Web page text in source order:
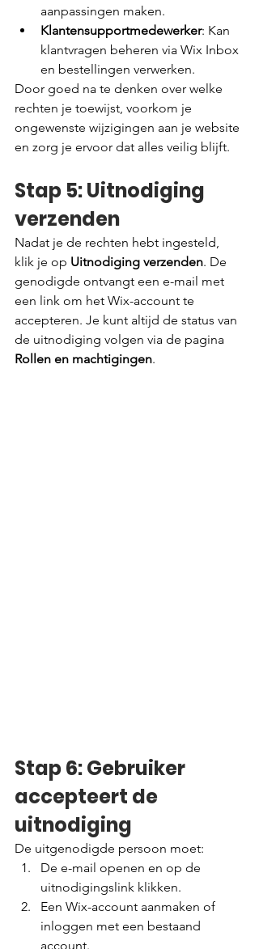
aanpassingen maken.
Klantensupportmedewerker: Kan
klantvragen beheren via Wix Inbox
en bestellingen verwerken.
Door goed na te denken over welke
rechten je toewijst, voorkom je
ongewenste wijzigingen aan je website
en zorg je ervoor dat alles veilig blijft.
Stap 5: Uitnodiging
verzenden
Nadat je de rechten hebt ingesteld,
klik je op Uitnodiging verzenden. De
genodigde ontvangt een e-mail met
een link om het Wix-account te
accepteren. Je kunt altijd de status van
de uitnodiging volgen via de pagina
Rollen en machtigingen.
Stap 6: Gebruiker
accepteert de
uitnodiging
De uitgenodigde persoon moet:
De e-mail openen en op de
uitnodigingslink klikken.
Een Wix-account aanmaken of
inloggen met een bestaand
account.